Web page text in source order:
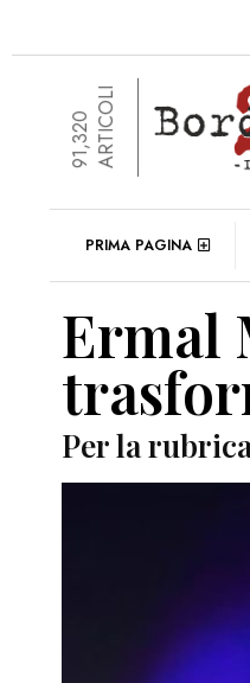
91,320ARTICOLI
PRIMA PAGINA
Ermal
Per la